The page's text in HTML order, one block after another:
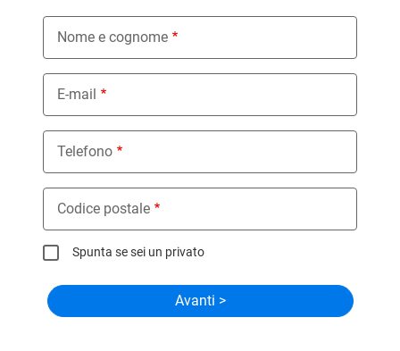
Nome e cognome
E-mail
Telefono
Codice postale
Spunta se sei un privato